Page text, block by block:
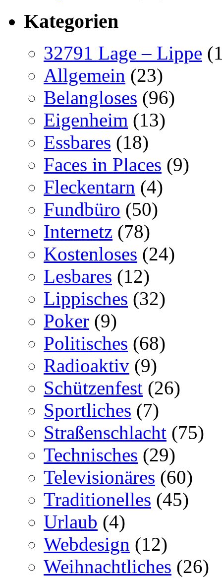
Kategorien
32791 Lage – Lippe
Allgemein (23)
Belangloses (96)
Eigenheim (13)
Essbares (18)
Faces in Places (9)
Fleckentarn (4)
Fundbüro (50)
Internetz (78)
Kostenloses (24)
Lesbares (12)
Lippisches (32)
Poker (9)
Politisches (68)
Radioaktiv (9)
Schützenfest (26)
Sportliches (7)
Straßenschlacht (75)
Technisches (29)
Televisionäres (60)
Traditionelles (45)
Urlaub (4)
Webdesign (12)
Weihnachtliches (26)